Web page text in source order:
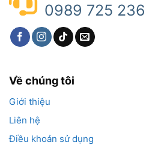
0989 725 236
Về chúng tôi
Giới thiệu
Liên hệ
Điều khoản sử dụng